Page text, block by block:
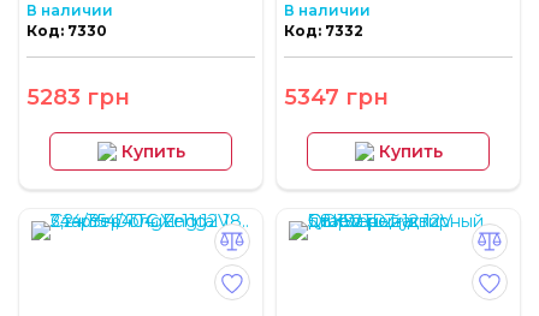
В наличии
Код: 7330
5283 грн
Купить
В наличии
Код: 7332
5347 грн
Купить